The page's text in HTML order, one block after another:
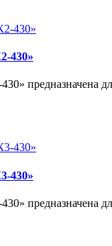
430»
предназначена
430»
предназначена